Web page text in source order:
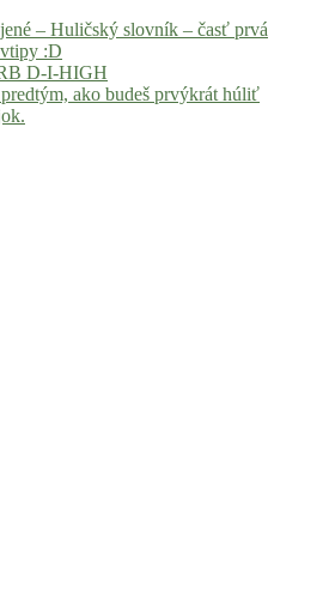
– Huličský slovník – časť prvá
:D
D-I-HIGH
ako budeš prvýkrát húliť